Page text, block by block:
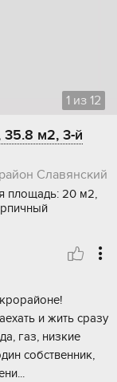
1 из 12
35.8 м2, 3-й
Славянский
площадь: 20 м2,
и жить cрaзу
газ, низкиe
coбствeнник,